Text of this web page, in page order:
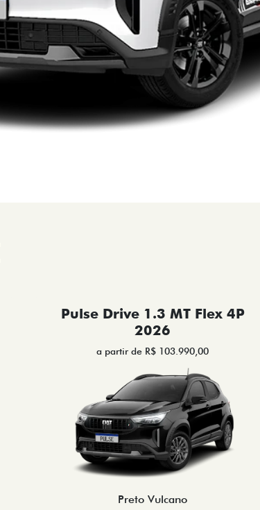
Pulse Drive 1.3 MT Flex 4P
2026
a partir de R$ 103.990,00
Preto Vulcano